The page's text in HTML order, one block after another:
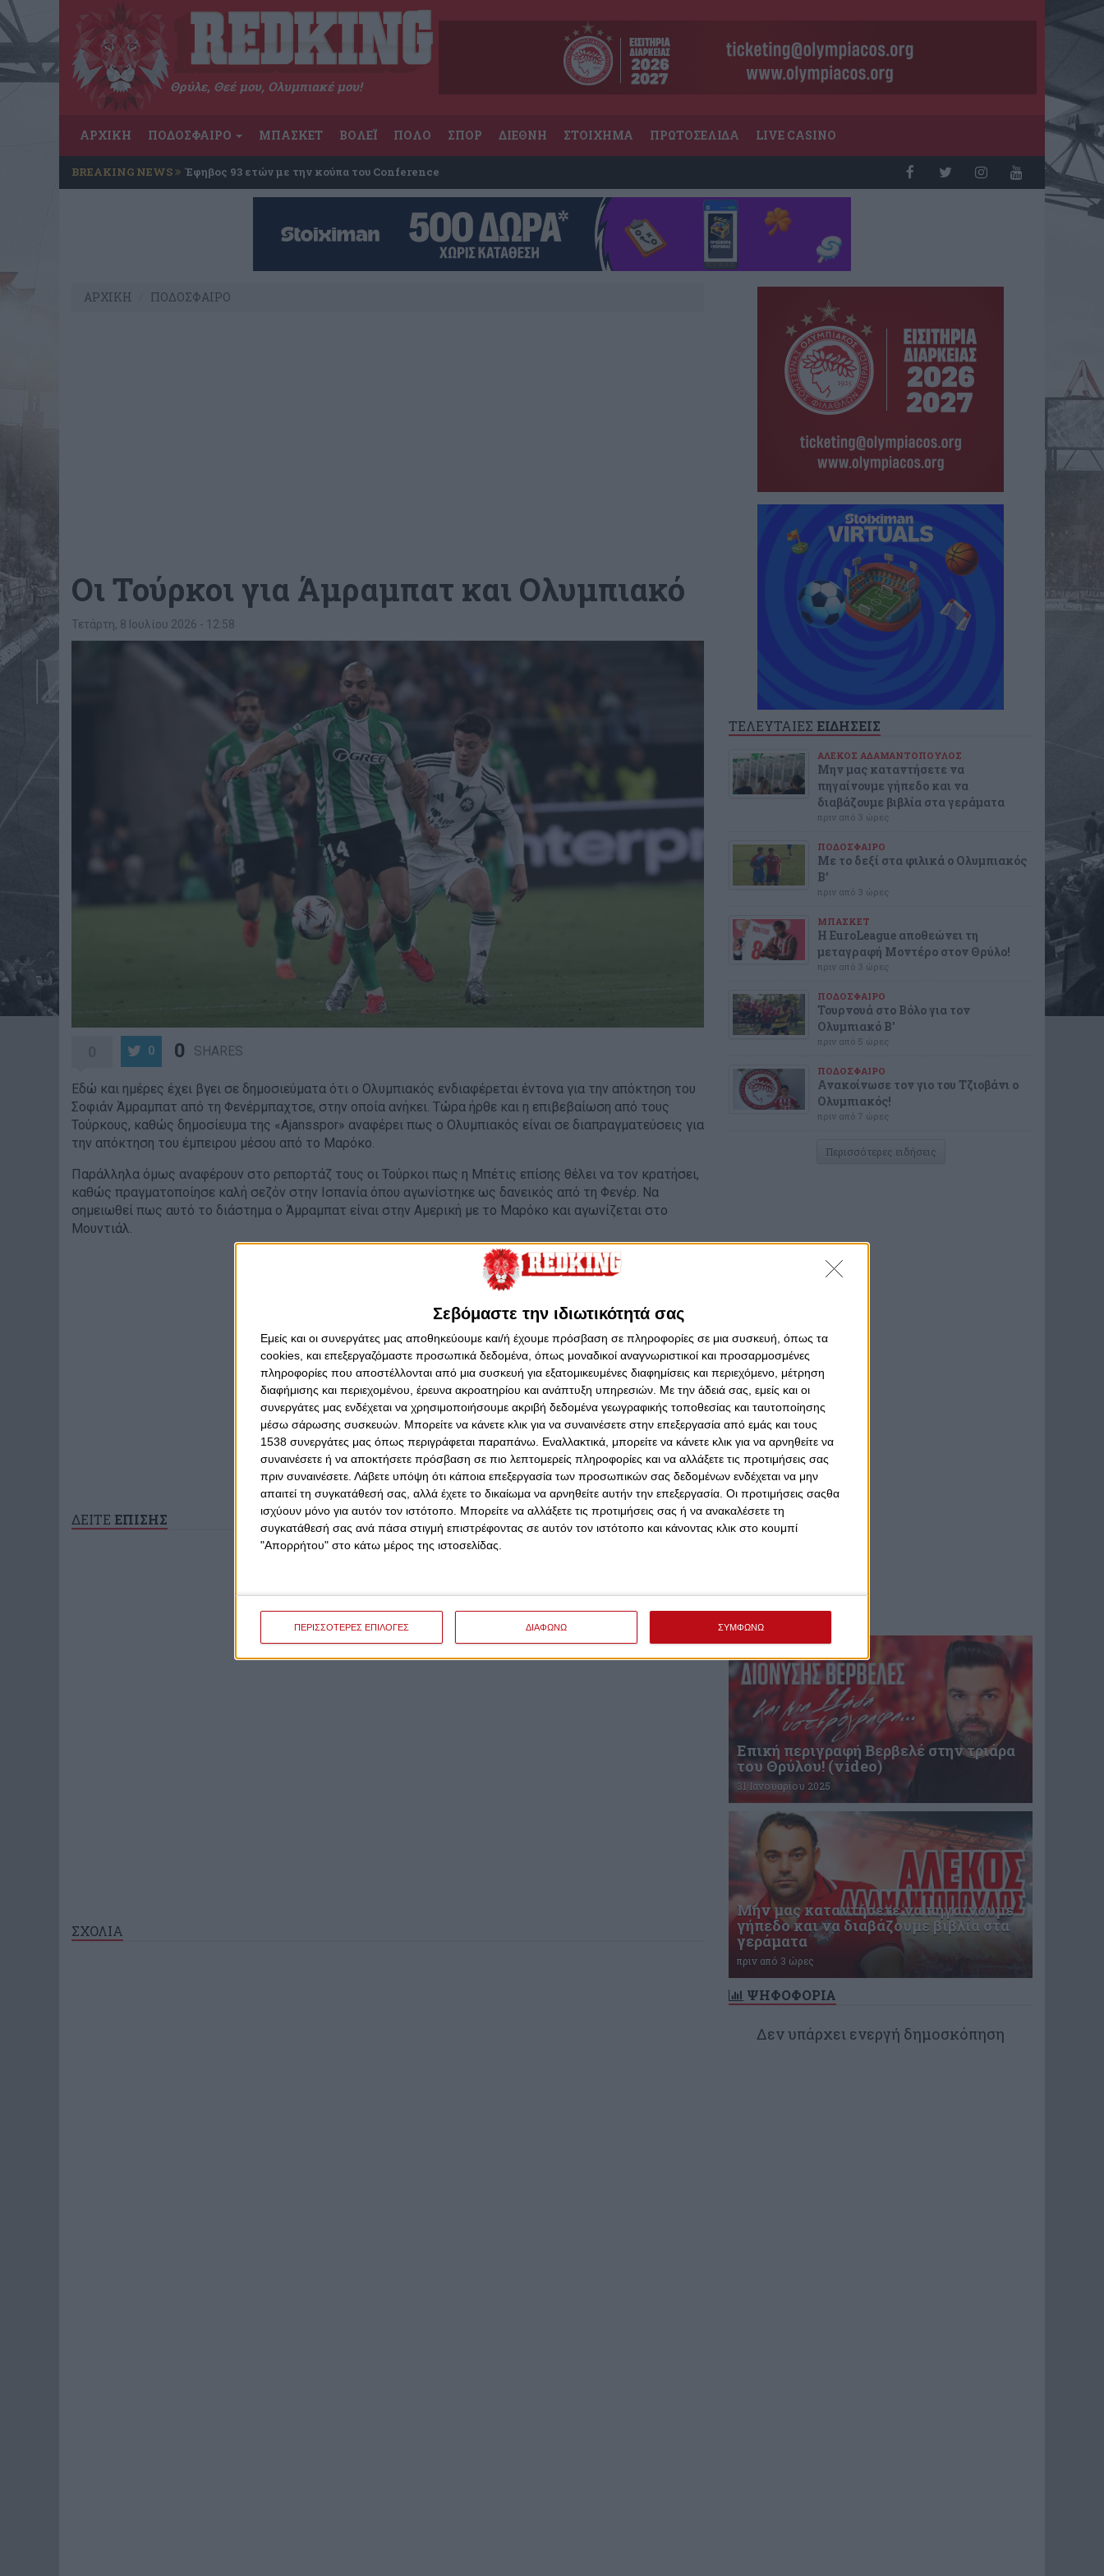
Σεβόμαστε την ιδιωτικότητά σας
Εμείς και οι συνεργάτες μας αποθηκεύουμε και/ή έχουμε πρόσβαση σε πληροφορίες σε μια συσκευή, όπως τα
cookies, και επεξεργαζόμαστε προσωπικά δεδομένα, όπως μοναδικοί αναγνωριστικοί και προσαρμοσμένες
πληροφορίες που αποστέλλονται από μια συσκευή για εξατομικευμένες διαφημίσεις και περιεχόμενο, μέτρηση
διαφήμισης και περιεχομένου, έρευνα ακροατηρίου και ανάπτυξη υπηρεσιών. Με την άδειά σας, εμείς και οι
συνεργάτες μας ενδέχεται να χρησιμοποιήσουμε ακριβή δεδομένα γεωγραφικής τοποθεσίας και ταυτοποίησης
μέσω σάρωσης συσκευών. Μπορείτε να κάνετε κλικ για να συναινέσετε στην επεξεργασία από εμάς και τους
1538 συνεργάτες μας όπως περιγράφεται παραπάνω. Εναλλακτικά, μπορείτε να κάνετε κλικ για να αρνηθείτε να
συναινέσετε ή να αποκτήσετε πρόσβαση σε πιο λεπτομερείς πληροφορίες και να αλλάξετε τις προτιμήσεις σας
πριν συναινέσετε. Λάβετε υπόψη ότι κάποια επεξεργασία των προσωπικών σας δεδομένων ενδέχεται να μην
απαιτεί τη συγκατάθεσή σας, αλλά έχετε το δικαίωμα να αρνηθείτε αυτήν την επεξεργασία. Οι προτιμήσεις σαςθα
ισχύουν μόνο για αυτόν τον ιστότοπο. Μπορείτε να αλλάξετε τις προτιμήσεις σας ή να ανακαλέσετε τη
συγκατάθεσή σας ανά πάσα στιγμή επιστρέφοντας σε αυτόν τον ιστότοπο και κάνοντας κλικ στο κουμπί
"Απορρήτου" στο κάτω μέρος της ιστοσελίδας.
ΠΕΡΙΣΣΟΤΕΡΕΣ ΕΠΙΛΟΓΕΣ ΔΙΑΦΩΝΩ ΣΥΜΦΩΝΩ
Θρύλε, Θεέ μου, Ολυμπιακέ μου!
ΑΡΧΙΚΗ ΠΟΔΟΣΦΑΙΡΟ ΜΠΑΣΚΕΤ ΒΟΛΕΪ ΠΟΛΟ ΣΠΟΡ ΔΙΕΘΝΗ ΣΤΟΙΧΗΜΑ ΠΡΩΤΟΣΕΛΙΔΑ LIVE CASINO
BREAKING NEWS Έφηβος 93 ετών με την κούπα του Conference
ΑΡΧΙΚΗ ΠΟΔΟΣΦΑΙΡΟ
Οι Τούρκοι για Άμραμπατ και Ολυμπιακό
Τετάρτη, 8 Ιουλίου 2026 - 12:58
0 SHARES
0
Εδώ και ημέρες έχει βγει σε δημοσιεύματα ότι ο Ολυμπιακός ενδιαφέρεται έντονα για την απόκτηση του
Σοφιάν Άμραμπατ από τη Φενέρμπαχτσε, στην οποία ανήκει. Τώρα ήρθε και η επιβεβαίωση από τους
Τούρκους, καθώς δημοσίευμα της «Ajansspor» αναφέρει πως ο Ολυμπιακός είναι σε διαπραγματεύσεις για
την απόκτηση του έμπειρου μέσου από το Μαρόκο.
Παράλληλα όμως αναφέρουν στο ρεπορτάζ τους οι Τούρκοι πως η Μπέτις επίσης θέλει να τον κρατήσει,
καθώς πραγματοποίησε καλή σεζόν στην Ισπανία όπου αγωνίστηκε ως δανεικός από τη Φενέρ. Να
σημειωθεί πως αυτό το διάστημα ο Άμραμπατ είναι στην Αμερική με το Μαρόκο και αγωνίζεται στο
Μουντιάλ.
ΔΕΙΤΕ ΕΠΙΣΗΣ
ΣΧΟΛΙΑ
ΤΕΛΕΥΤΑΙΕΣ ΕΙΔΗΣΕΙΣ
ΑΛΕΚΟΣ ΑΔΑΜΑΝΤΟΠΟΥΛΟΣ
Μην μας καταντήσετε να
πηγαίνουμε γήπεδο και να
διαβάζουμε βιβλία στα γεράματα
πριν από 3 ώρες
ΠΟΔΟΣΦΑΙΡΟ
Με το δεξί στα φιλικά ο Ολυμπιακός
Β’
πριν από 3 ώρες
ΜΠΑΣΚΕΤ
Η EuroLeague αποθεώνει τη
μεταγραφή Μοντέρο στον Θρύλο!
πριν από 3 ώρες
ΠΟΔΟΣΦΑΙΡΟ
Τουρνουά στο Βόλο για τον
Ολυμπιακό Β'
πριν από 5 ώρες
ΠΟΔΟΣΦΑΙΡΟ
Ανακοίνωσε τον γιο του Τζιοβάνι ο
Ολυμπιακός!
πριν από 7 ώρες
Περισσότερες ειδήσεις
Επική περιγραφή Βερβελέ στην τριάρα
του Θρύλου! (video)
31 Ιανουαρίου 2025
Μην μας καταντήσετε να πηγαίνουμε
γήπεδο και να διαβάζουμε βιβλία στα
γεράματα
πριν από 3 ώρες
ΨΗΦΟΦΟΡΙΑ
Δεν υπάρχει ενεργή δημοσκόπηση